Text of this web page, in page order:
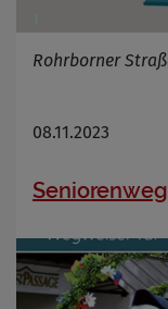
Rohrborner
08.11.2023